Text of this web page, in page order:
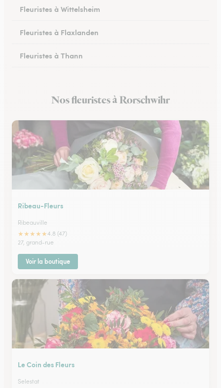
Fleuristes à Wittelsheim
Fleuristes à Flaxlanden
Fleuristes à Thann
Fleuristes à Kingersheim
Nos fleuristes à Rorschwihr
Ribeau-Fleurs
Ribeauville
★★★★★4.8 (47)
27, grand-rue
Voir la boutique
Le Coin des Fleurs
Selestat